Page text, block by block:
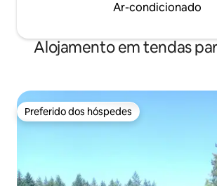
Ar-condicionado
Alojamento em tendas
Preferido dos hóspedes
Preferido dos hóspedes